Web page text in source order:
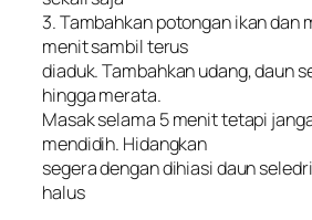
3. Tambahkan potongan ikan dan
menit sambil terus
diaduk. Tambahkan udang, daun
hingga merata.
Masak selama 5 menit tetapi
mendidih. Hidangkan
segera dengan dihiasi daun
halus